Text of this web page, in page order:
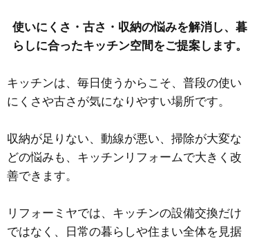
使いにくさ・古さ・収納の悩みを解消し、暮
らしに合ったキッチン空間をご提案します。
キッチンは、毎日使うからこそ、普段の使い
にくさや古さが気になりやすい場所です。
収納が足りない、動線が悪い、掃除が大変な
どの悩みも、キッチンリフォームで大きく改
善できます。
リフォーミヤでは、キッチンの設備交換だけ
ではなく、日常の暮らしや住まい全体を見据